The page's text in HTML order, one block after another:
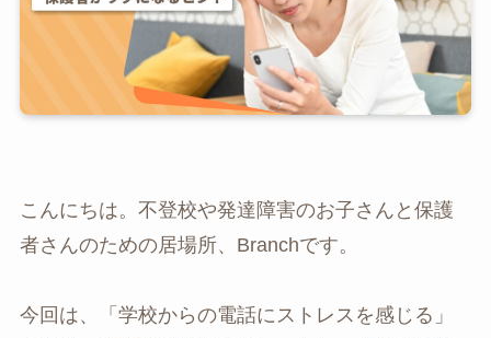
こんにちは。不登校や発達障害のお子さんと保護
者さんのための居場所、Branchです。
今回は、「学校からの電話にストレスを感じる」